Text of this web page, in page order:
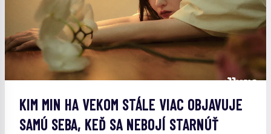
KIM MIN HA VEKOM STÁLE VIAC OBJAVUJE
SAMÚ SEBA, KEĎ SA NEBOJÍ STARNÚŤ